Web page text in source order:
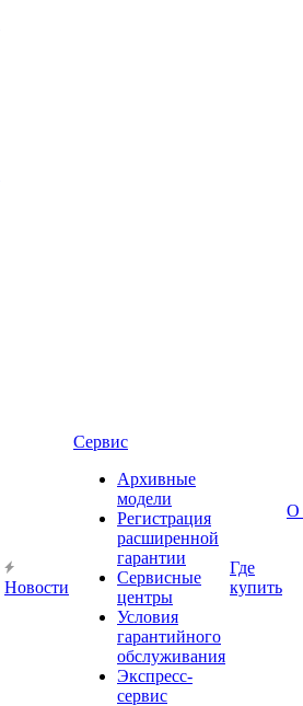
Новости
Сервис
Архивные
модели
Регистрация
расширенной
гарантии
Сервисные
центры
Условия
гарантийного
обслуживания
Экспресс-
сервис
Где
купить
О